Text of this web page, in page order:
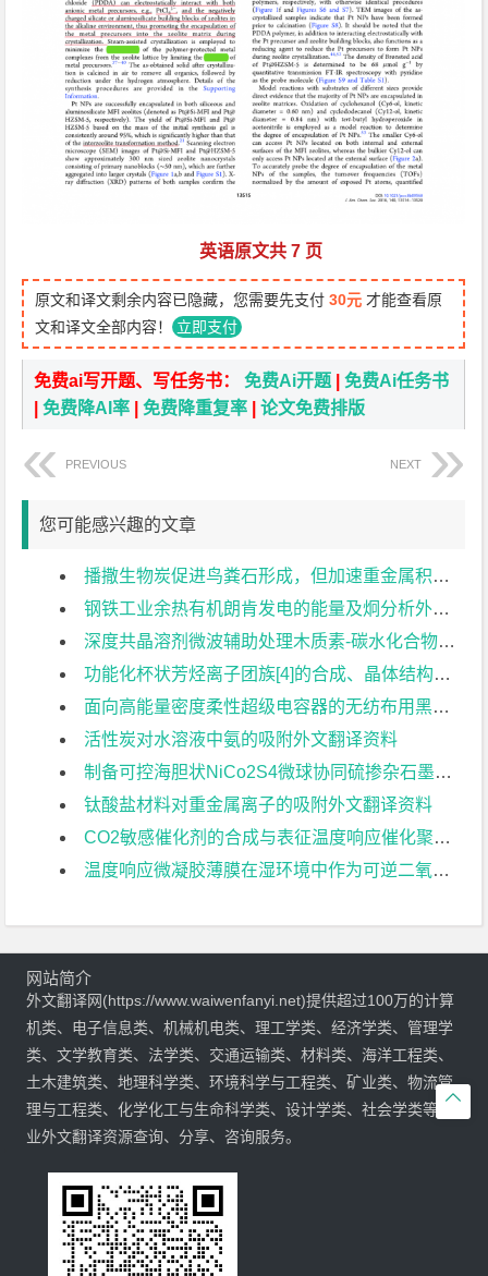
英语原文共 7 页
原文和译文剩余内容已隐藏，您需要先支付30元 才能查看原
文和译文全部内容！ 立即支付
免费ai写开题、写任务书：免费Ai开题 |免费Ai任务书
|免费降AI率 |免费降重复率 |论文免费排版
PREVIOUS NEXT
您可能感兴趣的文章
播撒生物炭促进鸟粪石形成，但加速重金属积累外文翻译资料
钢铁工业余热有机朗肯发电的能量及炯分析外文翻译资料
深度共晶溶剂微波辅助处理木质素-碳水化合物复合 物的高效裂解及超快提取木质素低聚物外文翻译资料
功能化杯状芳烃离子团族[4]的合成、晶体结构及竞争结合性能外文翻译资料
面向高能量密度柔性超级电容器的无纺布用黑磷杂化微纤维的微流控纺丝结构外文翻译资料
活性炭对水溶液中氨的吸附外文翻译资料
制备可控海胆状NiCo2S4微球协同硫掺杂石墨烯作为高性能 二次锌空气电池的双功能催化剂外文翻译资料
钛酸盐材料对重金属离子的吸附外文翻译资料
CO2敏感催化剂的合成与表征温度响应催化聚离子液体微凝胶外文翻译资料
温度响应微凝胶薄膜在湿环境中作为可逆二氧化碳吸收剂外文翻译资料

网站简介
外文翻译网(https://www.waiwenfanyi.net)提供超过100万的计算
机类、电子信息类、机械机电类、理工学类、经济学类、管理学
类、文学教育类、法学类、交通运输类、材料类、海洋工程类、
土木建筑类、地理科学类、环境科学与工程类、矿业类、物流管
理与工程类、化学化工与生命科学类、设计学类、社会学类等专
业外文翻译资源查询、分享、咨询服务。